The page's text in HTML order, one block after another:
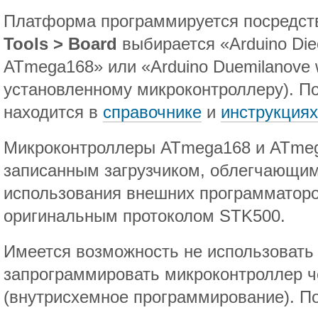
Платформа программируется
Tools > Board выбирается «Arduino
ATmega168» или «Arduino Duemilanove
установленному микроконтроллеру).
находится в справочнике и инструкциях
Микроконтроллеры ATmega168 и
записанным загрузчиком,
использования внешних
оригинальным протоколом STK500.
Имеется возможность не использовать
запрограммировать микроконтроллер
(внутрисхемное программирование).